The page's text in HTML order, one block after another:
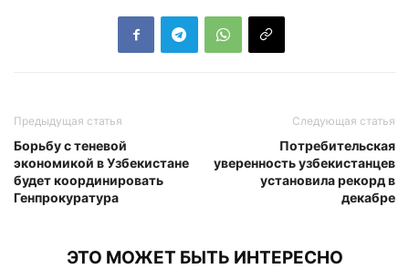
Предыдущая статья
Борьбу с теневой
экономикой в Узбекистане
будет координировать
Генпрокуратура
Следующая статья
Потребительская
уверенность узбекистанцев
установила рекорд в
декабре
ЭТО МОЖЕТ БЫТЬ ИНТЕРЕСНО